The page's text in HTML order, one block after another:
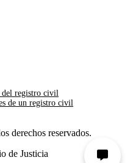
del registro civil
de un registro civil
derechos reservados.
de Justicia